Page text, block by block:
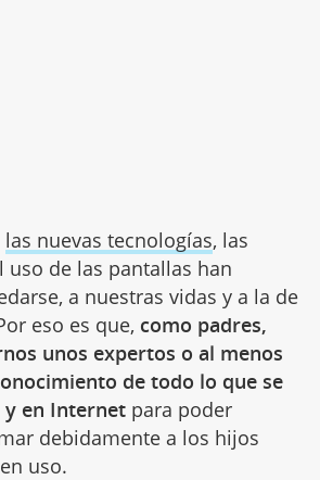
las nuevas tecnologías, las
uso de las pantallas han
a nuestras vidas y a la de
eso es que, como padres,
unos expertos o al menos
de todo lo que se
y en Internetpara poder
debidamente a los hijos
uso.